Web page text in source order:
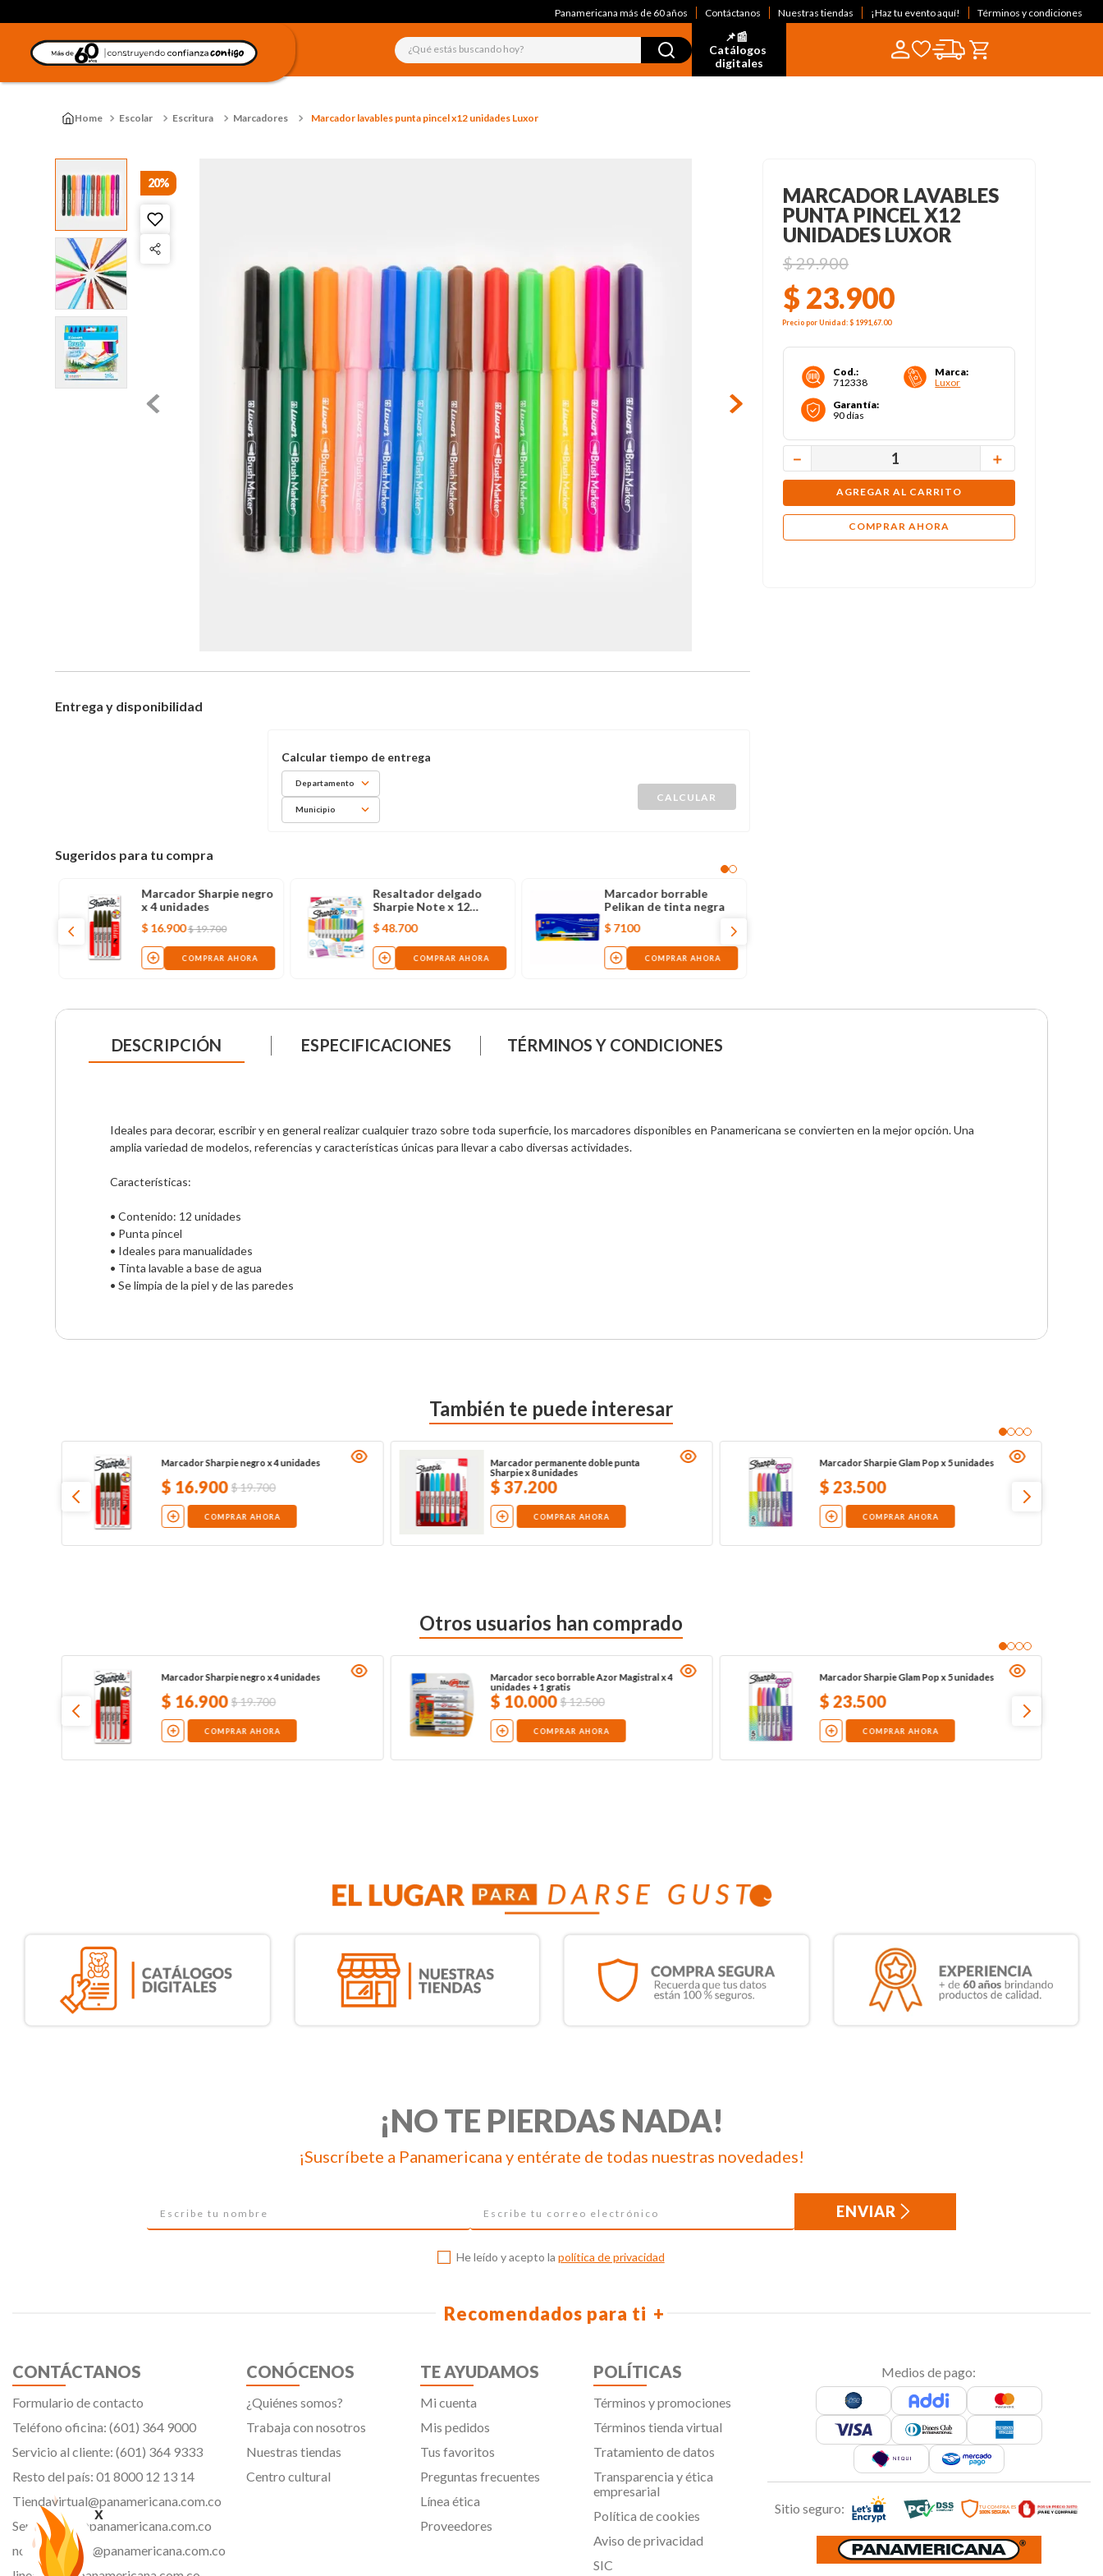
x
Panamericana más de 60 años Contáctanos Nuestras tiendas ¡Haz tu evento aquí! Términos y condiciones
¿Qué estás buscando hoy?
📌📰
Catálogos
digitales
Escolar Escritura Marcadores Marcador lavables punta pincel x12 unidades Luxor
20%
Entrega y disponibilidad
Departamento
Municipio
Sugeridos para tu compra
Marcador Sharpie negro
x 4 unidades
$ 16.900 $19.700
COMPRAR AHORA
Resaltador delgado
Sharpie Note x 12
unidades
$48.700
COMPRAR AHORA
Marcador borrable
Pelikan de tinta negra
$ 7100
COMPRAR AHORA
MARCADOR LAVABLES
PUNTA PINCEL X12
UNIDADES LUXOR
$29.900
$ 23.900
Precio porUnidad:$ 1991,67.00
Cod.:
712338
Marca:
Luxor
Garantía:
90 días
＋
－
AGREGAR AL CARRITO
COMPRAR AHORA
DESCRIPCIÓN ESPECIFICACIONES TÉRMINOS Y CONDICIONES
Ideales para decorar, escribir y en general realizar cualquier trazo sobre toda superficie, los marcadores disponibles en Panamericana se convierten en la mejor opción. Una
amplia variedad de modelos, referencias y características únicas para llevar a cabo diversas actividades.
Características:
• Contenido: 12 unidades
• Punta pincel
• Ideales para manualidades
• Tinta lavable a base de agua
• Se limpia de la piel y de las paredes
También te puede interesar
Marcador Sharpie negro x 4 unidades
$ 16.900 $19.700
COMPRAR AHORA
Marcador permanente doble punta
Sharpie x 8 unidades
$37.200
COMPRAR AHORA
Marcador Sharpie Glam Pop x 5 unidades
$23.500
COMPRAR AHORA
Otros usuarios han comprado
Marcador Sharpie negro x 4 unidades
$ 16.900 $19.700
COMPRAR AHORA
Marcador seco borrable Azor Magistral x 4
unidades + 1 gratis
$ 10.000 $12.500
COMPRAR AHORA
Marcador Sharpie Glam Pop x 5 unidades
$23.500
COMPRAR AHORA
¡NO TE PIERDAS NADA!
¡Suscríbete a Panamericana y entérate de todas nuestras novedades!
ENVIAR
He leído y acepto la política de privacidad
Recomendados para ti
CONTÁCTANOS
Formulario de contacto
Teléfono oficina: (601) 364 9000
Servicio al cliente: (601) 364 9333
Resto del país: 01 8000 12 13 14
Tiendavirtual@panamericana.com.co
Servicliente@panamericana.com.co
notificaciones@panamericana.com.co
CONÓCENOS
¿Quiénes somos?
Trabaja con nosotros
Nuestras tiendas
Centro cultural
TE AYUDAMOS
Mi cuenta
Mis pedidos
Tus favoritos
Preguntas frecuentes
Línea ética
Proveedores
POLÍTICAS
Términos y promociones
Términos tienda virtual
Tratamiento de datos
Transparencia y ética
empresarial
Política de cookies
Aviso de privacidad
SIC
Medios de pago:
Sitio seguro: